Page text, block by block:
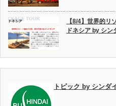
【8/4】世界的リ
ドネシア by シン
トピック by シン